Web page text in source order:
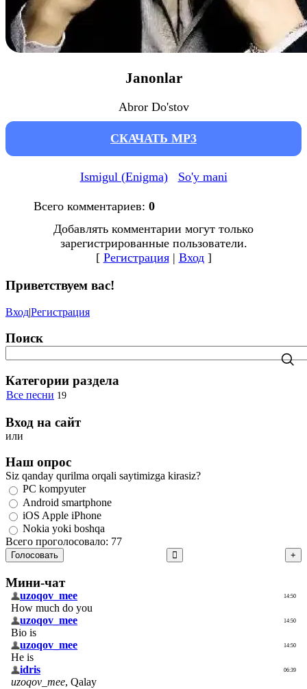
Janonlar
Abror Do'stov
СКАЧАТЬ MP3
Ismigul (Enigma) So'y mani
Всего комментариев: 0
Добавлять комментарии могут только
зарегистрированные пользователи.
[ Регистрация| Вход]
Приветствуем вас!
Вход|Регистрация
Поиск
Категории раздела
Все песни 19
Вход на сайт
или
Наш опрос
Siz qanday qurilma orqali saytimizga kirasiz?
PC kompyuter
Android smartphone
iOS Apple iPhone
Nokia yoki boshqa
Всего проголосовало: 77
Голосовать
Мини-чат